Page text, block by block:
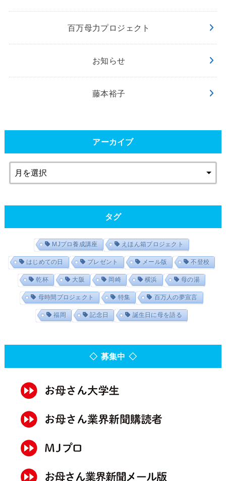
百万母力プロジェクト
お知らせ
藤本裕子
アーカイブ
タグ
MJプロ養成講座 えほん箱プロジェクト
はじめての日 プレゼント メール版 不登校
乾杯 大阪 岡崎 横浜 母の湯
母時間プロジェクト 特集 百万人の夢宣言
福岡 記念日 誕生日に母を語る
◇ 募集中 ◇